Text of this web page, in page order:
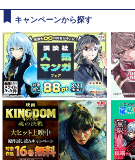
キャンペーンから探す